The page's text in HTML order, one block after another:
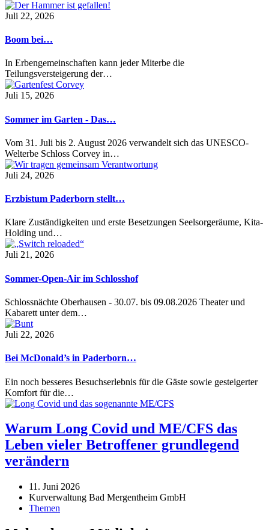
Juli 22, 2026
Boom bei…
In Erbengemeinschaften kann jeder Miterbe die
Teilungsversteigerung der…
Juli 15, 2026
Sommer im Garten - Das…
Vom 31. Juli bis 2. August 2026 verwandelt sich das UNESCO-
Welterbe Schloss Corvey in…
Juli 24, 2026
Erzbistum Paderborn stellt…
Klare Zuständigkeiten und erste Besetzungen Seelsorgeräume, Kita-
Holding und…
Juli 21, 2026
Sommer-Open-Air im Schlosshof
Schlossnächte Oberhausen - 30.07. bis 09.08.2026 Theater und
Kabarett unter dem…
Juli 22, 2026
Bei McDonald’s in Paderborn…
Ein noch besseres Besuchserlebnis für die Gäste sowie gesteigerter
Komfort für die…
Warum Long Covid und ME/CFS das
Leben vieler Betroffener grundlegend
verändern
11. Juni 2026
Kurverwaltung Bad Mergentheim GmbH
Themen